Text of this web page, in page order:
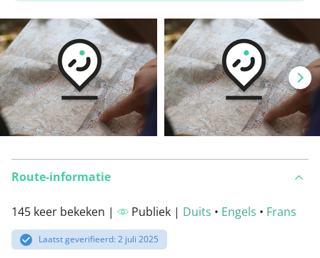
Route-informatie
145 keer bekeken | Publiek | Duits • Engels • Frans
Laatst geverifieerd: 2 juli 2025